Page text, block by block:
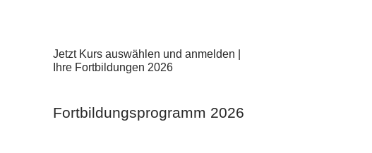
Jetzt Kurs auswählen und anmelden |
Ihre Fortbildungen 2026
Fortbildungsprogramm 2026